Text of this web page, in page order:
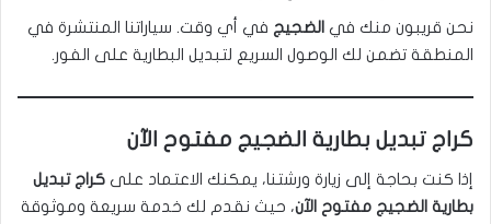
نحن قريبون منك في الضجيج في أي وقت. سياراتنا المنتشرة في
المنطقة تضمن لك الوصول السريع لتبديل البطارية على الفور.
كراج تبديل بطارية الضجيج مفتوح الآن
إذا كنت بحاجة إلى زيارة ورشتنا، يمكنك الاعتماد على كراج تبديل
بطارية الضجيج مفتوح الآن، حيث نقدم لك خدمة سريعة وموثوقة